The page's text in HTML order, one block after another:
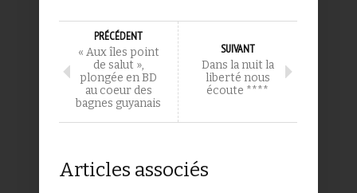
PRÉCÉDENT
« Aux îles point
de salut »,
plongée en BD
au coeur des
bagnes guyanais
SUIVANT
Dans la nuit la
liberté nous
écoute ****
Articles associés